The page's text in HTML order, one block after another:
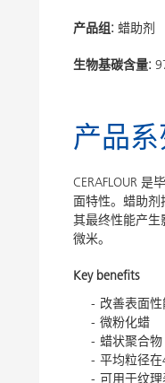
产品组: 蜡助剂
生物基碳含量:
产品系
CERAFLOUR
面特性。蜡助
其最终性能产
微米。
Key benefits
改善表面
微粉化蜡
蜡状聚合物
平均粒径
可用于纹